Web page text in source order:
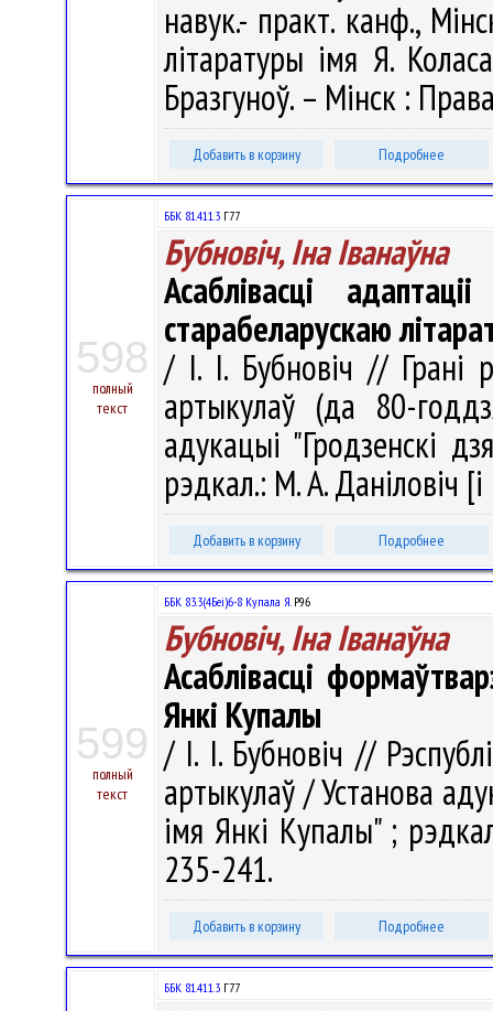
навук.- практ. канф.,
літаратуры імя Я.
Бразгуноў. – Мінск :
Добавить в корзину Подробнее
598
полный
текст
ББК 81.411.3 Г77
Бубновіч, Іна Іванаўна
Асаблівасці
старабеларускаю
/ І. І. Бубновіч // Грані
артыкулаў (да 80-
адукацыі "Гродзенскі
рэдкал.: М. А. Даніловіч
Добавить в корзину Подробнее
599
полный
текст
ББК 83.3(4Беі)6-8 Купала Я.Р96
Бубновіч, Іна Іванаўна
Асаблівасці
Янкі Купалы
/ І. І. Бубновіч //
артыкулаў / Установа
імя Янкі Купалы" ;
235-241.
Добавить в корзину Подробнее
ББК 81.411.3 Г77